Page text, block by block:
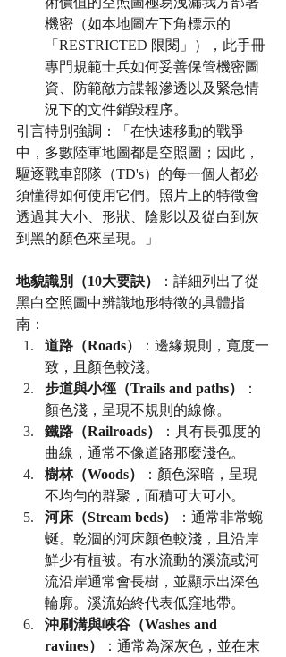
機密（如本地圖左下角標示的
「RESTRICTED 限閱」），此手冊
專門規範士兵如何妥善保管機密圖
資、防範敵方諜報滲透以及緊急情
況下的文件銷毀程序。
引言特別強調：「在快速移動的戰爭
中，多數陸軍地圖都是空照圖；因此，
驅逐戰車部隊（TD's）的每一個人都必
須懂得如何使用它們。照片上的特徵會
透過其大小、形狀、陰影以及從白到灰
到黑的顏色來呈現。」
地貌識別（10大要訣）
：詳細列出了從
黑白空照圖中辨識地形特徵的具體指
南：
道路（Roads）
：邊緣規則，寬度一
致，且顏色較淺。
步道與小徑（Trails and paths）
：
顏色淺，呈現不規則的線條。
鐵路（Railroads）
：具有長弧度的
曲線，通常不像道路那麼淺色。
樹林（Woods）
：顏色深暗，呈現
不均勻的群聚，面積可大可小。
河床（Stream beds）
：通常非常蜿
蜒。乾涸的河床顏色較淺，且沿岸
鮮少有植被。有水流動的溪流或河
流沿岸通常會長樹，並顯示出深色
輪廓。溪流始終代表低窪地帶。
沖刷溝與峽谷（Washes and
ravines）
：通常為深灰色，並在末